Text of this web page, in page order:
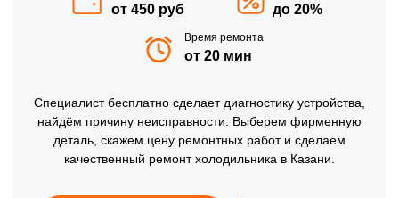
от 450 руб до 20%
Время ремонта
от 20 мин
Специалист бесплатно сделает диагностику устройства,
найдём причину неисправности. Выберем фирменную
деталь, скажем цену ремонтных работ и сделаем
качественный ремонт холодильника в Казани.